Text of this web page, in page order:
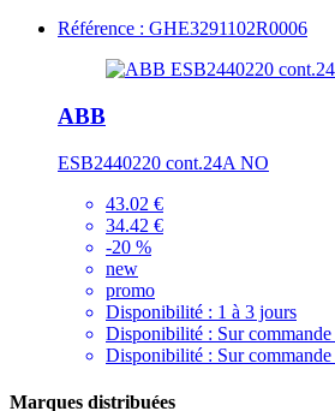
Référence : GHE3291102R0006
ABB
ESB2440220 cont.24A NO
43.02 €
34.42 €
-20 %
new
promo
Disponibilité : 1 à 3 jours
Disponibilité : Sur
Disponibilité : Sur
Marques distribuées